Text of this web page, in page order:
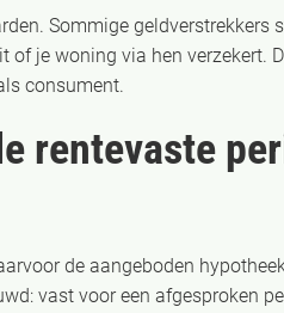
Sommige geldverstrekkers
of je woning via hen verzekert.
consument.
rentevaste
de aangeboden
vast voor een afgesproken